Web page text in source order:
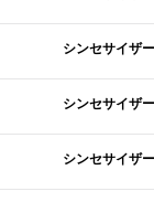
シンセサイザー
シンセサイザー
シンセサイザ